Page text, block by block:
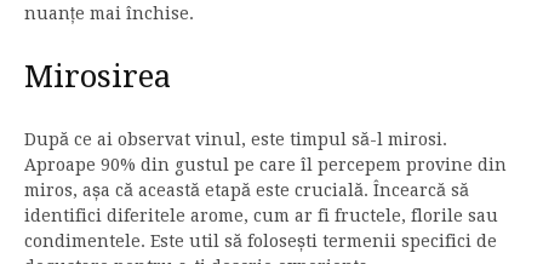
nuanțe mai închise.
Mirosirea
După ce ai observat vinul, este timpul să-l mirosi.
Aproape 90% din gustul pe care îl percepem provine din
miros, așa că această etapă este crucială. Încearcă să
identifici diferitele arome, cum ar fi fructele, florile sau
condimentele. Este util să folosești termenii specifici de